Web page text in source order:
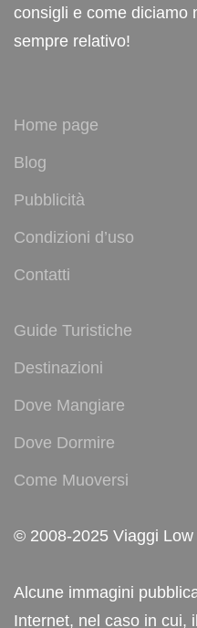
consigli e come diciamo
sempre relativo!
Home page
Blog
Pubblicità
Condizioni d’uso
Contatti
Guide Turistiche
Destinazioni
Dove Mangiare
Dove Dormire
Come Muoversi
© 2008-2025 Viaggi Low
Alcune immagini
Internet, nel caso in cui,